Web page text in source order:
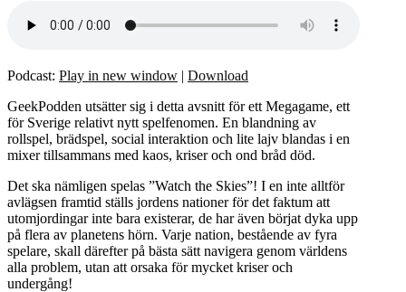
Podcast: Play in new window | Download
GeekPodden utsätter sig i detta avsnitt för ett Megagame, ett
för Sverige relativt nytt spelfenomen. En blandning av
rollspel, brädspel, social interaktion och lite lajv blandas i en
mixer tillsammans med kaos, kriser och ond bråd död.
Det ska nämligen spelas ”Watch the Skies”! I en inte alltför
avlägsen framtid ställs jordens nationer för det faktum att
utomjordingar inte bara existerar, de har även börjat dyka upp
på flera av planetens hörn. Varje nation, bestående av fyra
spelare, skall därefter på bästa sätt navigera genom världens
alla problem, utan att orsaka för mycket kriser och
undergång!